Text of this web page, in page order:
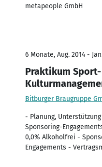
metapeople GmbH
6 Monate, Aug. 2014 -
Praktikum
Bitburger Braugruppe
- Planung,
Sponsoring-
0,0% Alkoholfrei -
Engagements -